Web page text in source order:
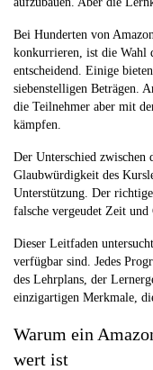
Bei Hunderten von
konkurrieren, ist die Wahl
entscheidend. Einige
siebenstelligen Beträgen.
die Teilnehmer aber mit
kämpfen.
Der Unterschied
Glaubwürdigkeit des
Unterstützung. Der
falsche vergeudet Zeit
Dieser Leitfaden
verfügbar sind. Jedes
des Lehrplans, der
einzigartigen Merkmale,
Warum ein
wert ist